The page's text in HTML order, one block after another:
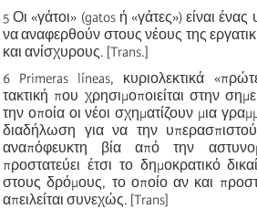
5Οι «γάτοι» (gatos ή «γάτες») είναι
να αναφερθούν στους νέους της
και ανίσχυρους. [Trans.]
6 Primeras líneas, κυριολεκτικά
τακτική που χρησιμοποιείται στην
την οποία οι νέοι σχηματίζουν μια
διαδήλωση για να την
αναπόφευκτη βία από την
προστατεύει έτσι το δημοκρατικό
στους δρόμους, το οποίο αν και
απειλείται συνεχώς. [Trans]